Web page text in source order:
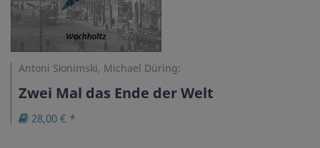
Antoni Słonimski, Michael Düring:
Zwei Mal das Ende der Welt
28,00 € *